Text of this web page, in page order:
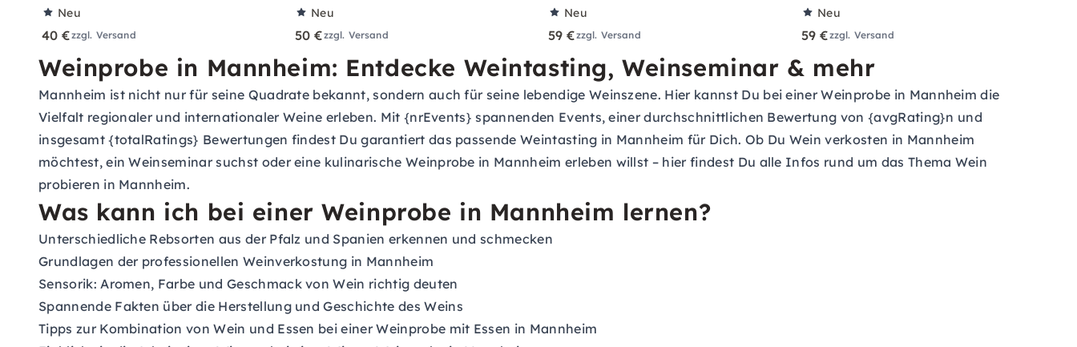
Neu
40 €zzgl. Versand
Neu
50 €zzgl. Versand
Neu
59 €zzgl. Versand
Neu
59 €zzgl. Versand
Weinprobe in Mannheim: Entdecke Weintasting, Weinseminar & mehr
Mannheim ist nicht nur für seine Quadrate bekannt, sondern auch für seine lebendige Weinszene. Hier kannst Du bei einer Weinprobe in Mannheim die
Vielfalt regionaler und internationaler Weine erleben. Mit {nrEvents} spannenden Events, einer durchschnittlichen Bewertung von {avgRating}n und
insgesamt {totalRatings} Bewertungen findest Du garantiert das passende Weintasting in Mannheim für Dich. Ob Du Wein verkosten in Mannheim
möchtest, ein Weinseminar suchst oder eine kulinarische Weinprobe in Mannheim erleben willst – hier findest Du alle Infos rund um das Thema Wein
probieren in Mannheim.
Was kann ich bei einer Weinprobe in Mannheim lernen?
Unterschiedliche Rebsorten aus der Pfalz und Spanien erkennen und schmecken
Grundlagen der professionellen Weinverkostung in Mannheim
Sensorik: Aromen, Farbe und Geschmack von Wein richtig deuten
Spannende Fakten über die Herstellung und Geschichte des Weins
Tipps zur Kombination von Wein und Essen bei einer Weinprobe mit Essen in Mannheim